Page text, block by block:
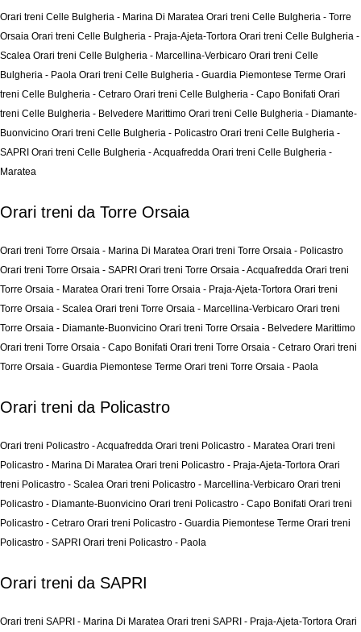
Orari treni Celle Bulgheria - Marina Di Maratea Orari treni Celle Bulgheria - Torre
Orsaia Orari treni Celle Bulgheria - Praja-Ajeta-Tortora Orari treni Celle Bulgheria -
Scalea Orari treni Celle Bulgheria - Marcellina-Verbicaro Orari treni Celle
Bulgheria - Paola Orari treni Celle Bulgheria - Guardia Piemontese Terme Orari
treni Celle Bulgheria - Cetraro Orari treni Celle Bulgheria - Capo Bonifati Orari
treni Celle Bulgheria - Belvedere Marittimo Orari treni Celle Bulgheria - Diamante-
Buonvicino Orari treni Celle Bulgheria - Policastro Orari treni Celle Bulgheria -
SAPRI Orari treni Celle Bulgheria - Acquafredda Orari treni Celle Bulgheria -
Maratea
Orari treni da Torre Orsaia
Orari treni Torre Orsaia - Marina Di Maratea Orari treni Torre Orsaia - Policastro
Orari treni Torre Orsaia - SAPRI Orari treni Torre Orsaia - Acquafredda Orari treni
Torre Orsaia - Maratea Orari treni Torre Orsaia - Praja-Ajeta-Tortora Orari treni
Torre Orsaia - Scalea Orari treni Torre Orsaia - Marcellina-Verbicaro Orari treni
Torre Orsaia - Diamante-Buonvicino Orari treni Torre Orsaia - Belvedere Marittimo
Orari treni Torre Orsaia - Capo Bonifati Orari treni Torre Orsaia - Cetraro Orari treni
Torre Orsaia - Guardia Piemontese Terme Orari treni Torre Orsaia - Paola
Orari treni da Policastro
Orari treni Policastro - Acquafredda Orari treni Policastro - Maratea Orari treni
Policastro - Marina Di Maratea Orari treni Policastro - Praja-Ajeta-Tortora Orari
treni Policastro - Scalea Orari treni Policastro - Marcellina-Verbicaro Orari treni
Policastro - Diamante-Buonvicino Orari treni Policastro - Capo Bonifati Orari treni
Policastro - Cetraro Orari treni Policastro - Guardia Piemontese Terme Orari treni
Policastro - SAPRI Orari treni Policastro - Paola
Orari treni da SAPRI
Orari treni SAPRI - Marina Di Maratea Orari treni SAPRI - Praja-Ajeta-Tortora Orari